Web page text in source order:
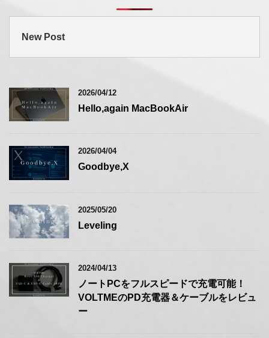
New Post
2026/04/12
Hello,again MacBookAir
2026/04/04
Goodbye,X
2025/05/20
Leveling
2024/04/13
ノートPCをフルスピードで充電可能！
VOLTMEのPD充電器＆ケーブルをレビュ
ー